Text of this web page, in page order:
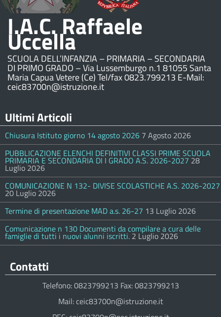
I.A.C. Raffaele
Uccella
SCUOLA DELL’INFANZIA – PRIMARIA – SECONDARIA
DI PRIMO GRADO – Via Lussemburgo n.1 81055 Santa
Maria Capua Vetere (Ce) Tel/fax 0823.799213 E-Mail:
ceic83700n@istruzione.it
Ultimi Articoli
Chiusura Istituto giorno 14 agosto 2026 7 Agosto 2026
PUBBLICAZIONE ELENCHI DEFINITIVI CLASSI PRIME SCUOLA
PRIMARIA E SECONDARIA DI I GRADO A.S. 2026-2027 28
Luglio 2026
COMUNICAZIONE N 132- DIVISE SCOLASTICHE A.S. 2026-2027
20 Luglio 2026
Termine di presentazione MAD a.s. 26-27 13 Luglio 2026
Comunicazione n 130 Documenti da compilare a cura delle
famiglie di tutti i nuovi alunni iscritti. 2 Luglio 2026
Contatti
Telefono: 0823799213 Fax: 0823799213
Mail: ceic83700n@istruzione.it